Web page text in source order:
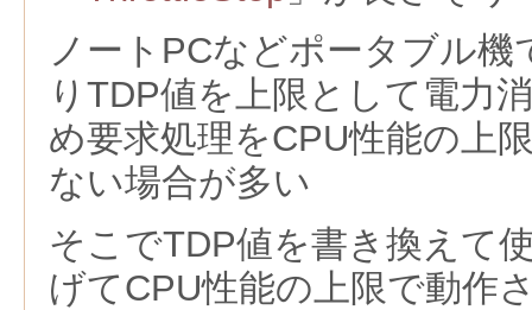
ノートPCなどポータブル
りTDP値を上限として電力
め要求処理をCPU性能の上
ない場合が多い
そこでTDP値を書き換えて
げてCPU性能の上限で動作